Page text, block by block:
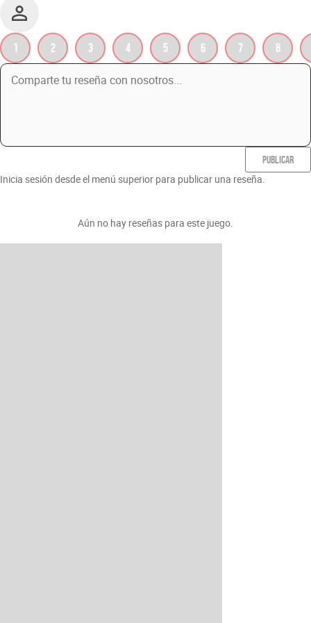
1 2 3 4 5 6 7 8
PUBLICAR
Inicia sesión desde el menú superior para publicar una reseña.
Aún no hay reseñas para este juego.